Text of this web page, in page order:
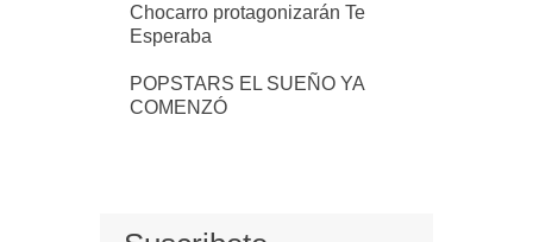
Chocarro protagonizarán Te
Esperaba
POPSTARS EL SUEÑO YA
COMENZÓ